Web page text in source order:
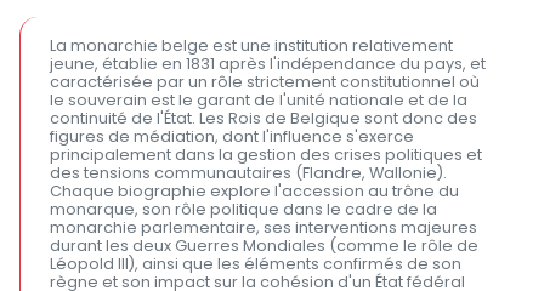
La monarchie belge est une institution relativement
jeune, établie en 1831 après l'indépendance du pays, et
caractérisée par un rôle strictement constitutionnel où
le souverain est le garant de l'unité nationale et de la
continuité de l'État. Les Rois de Belgique sont donc des
figures de médiation, dont l'influence s'exerce
principalement dans la gestion des crises politiques et
des tensions communautaires (Flandre, Wallonie).
Chaque biographie explore l'accession au trône du
monarque, son rôle politique dans le cadre de la
monarchie parlementaire, ses interventions majeures
durant les deux Guerres Mondiales (comme le rôle de
Léopold III), ainsi que les éléments confirmés de son
règne et son impact sur la cohésion d'un État fédéral